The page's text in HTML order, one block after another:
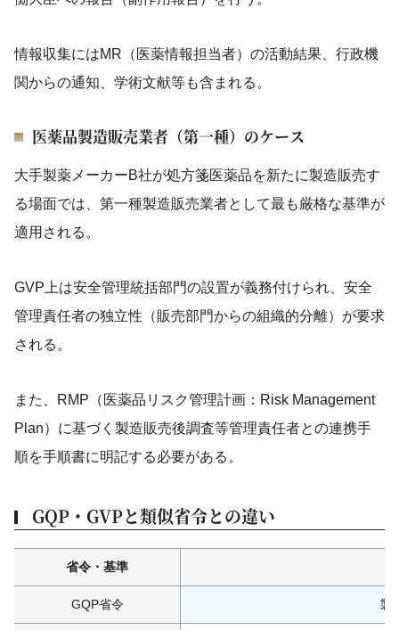
情報収集にはMR（医薬情報担当者）の活動結果、行政機
関からの通知、学術文献等も含まれる。
医薬品製造販売業者（第一種）のケース
大手製薬メーカーB社が処方箋医薬品を新たに製造販売す
る場面では、第一種製造販売業者として最も厳格な基準が
適用される。
GVP上は安全管理統括部門の設置が義務付けられ、安全
管理責任者の独立性（販売部門からの組織的分離）が要求
される。
また、RMP（医薬品リスク管理計画：Risk Management
Plan）に基づく製造販売後調査等管理責任者との連携手
順を手順書に明記する必要がある。
GQP・GVPと類似省令との違い
省令・基準
GQP省令 製